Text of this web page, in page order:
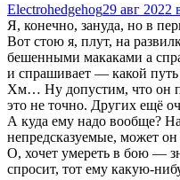
Electrohedgehog29 авг 2022
Я, конечно, зануда, но в
Вот стою я, плут, на
бешенными макаками а
и спрашивает — какой путь
Хм… Ну допустим, что он
это не точно. Других ещё
А куда ему надо вообще?
непредсказуемые, может
О, хочет умереть в бою —
спросит, тот ему какую-